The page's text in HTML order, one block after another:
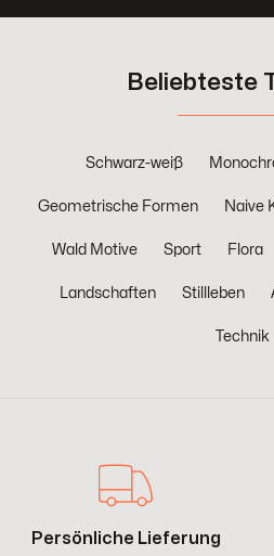
Beliebteste
Schwarz-weiß
Geometrische Formen Naive
Wald Motive Sport Flora
Landschaften Stillleben
Technik
Persönliche Lieferung